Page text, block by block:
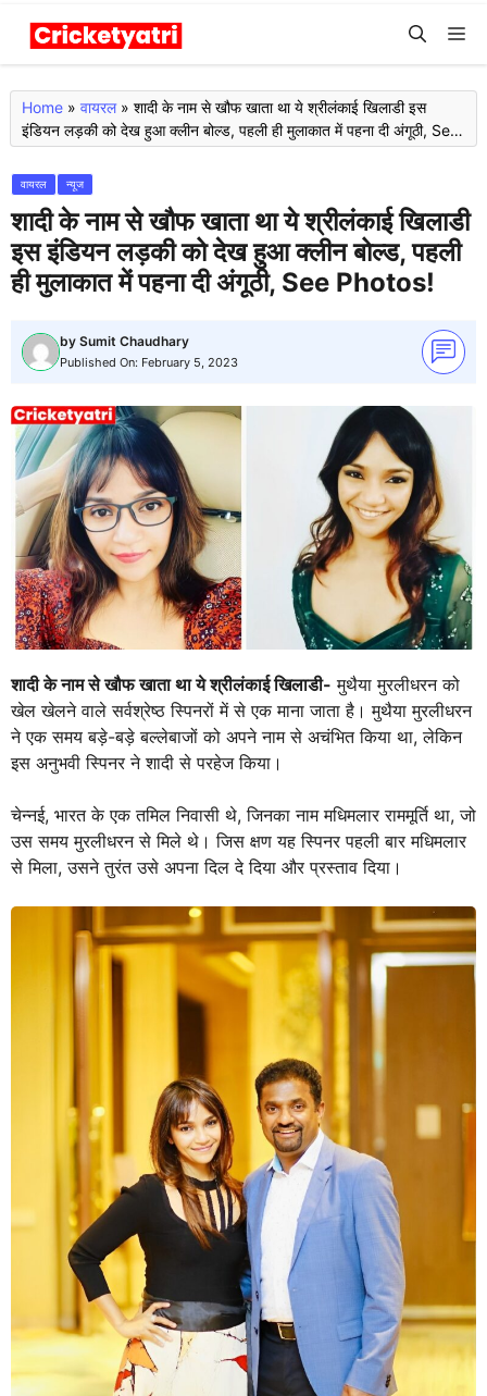
Skip
content
Home » वायरल» शादी के नाम से खौफ खाता था ये श्रीलंकाई खिलाडी इस
इंडियन लड़की को देख हुआ क्लीन बोल्ड, पहली ही मुलाकात में पहना दी अंगूठी, See
Photos!
वायरल न्यूज
शादी के नाम से खौफ खाता था ये श्रीलंकाई खिलाडी
इस इंडियन लड़की को देख हुआ क्लीन बोल्ड, पहली
ही मुलाकात में पहना दी अंगूठी, See Photos!
by Sumit Chaudhary
Published On: February 5, 2023
शादी के नाम से खौफ खाता था ये श्रीलंकाई खिलाडी- मुथैया मुरलीधरन को
खेल खेलने वाले सर्वश्रेष्ठ स्पिनरों में से एक माना जाता है। मुथैया मुरलीधरन
ने एक समय बड़े-बड़े बल्लेबाजों को अपने नाम से अचंभित किया था, लेकिन
इस अनुभवी स्पिनर ने शादी से परहेज किया।
चेन्नई, भारत के एक तमिल निवासी थे, जिनका नाम मधिमलार राममूर्ति था, जो
उस समय मुरलीधरन से मिले थे। जिस क्षण यह स्पिनर पहली बार मधिमलार
से मिला, उसने तुरंत उसे अपना दिल दे दिया और प्रस्ताव दिया।